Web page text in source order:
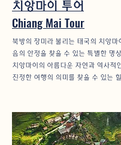
치앙마이 투어
Chiang Mai Tour
북방의 장미라 불리는 태국의 치앙마
음의 안정을 찾을 수 있는 특별한 명
치앙마이의 아름다운 자연과 역사적
진정한 여행의 의미를 찾을 수 있는